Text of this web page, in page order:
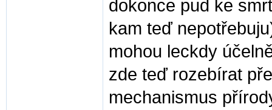
dokonce pud ke
kam teď
mohou leckdy
zde teď rozebírat
mechanismus